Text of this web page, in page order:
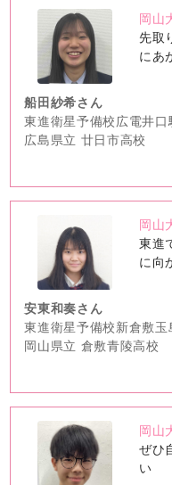
no
image
岡山
先取
にあ
船田紗希さん
東進衛星予備校広電井口
広島県立 廿日市高校
no
image
岡山
東進
に向
安東和奏さん
東進衛星予備校新倉敷玉
岡山県立 倉敷青陵高校
no
image
岡山
ぜひ
い